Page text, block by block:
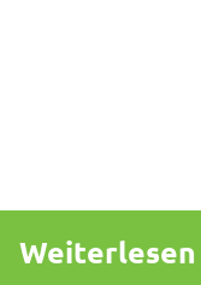
Weiterlesen